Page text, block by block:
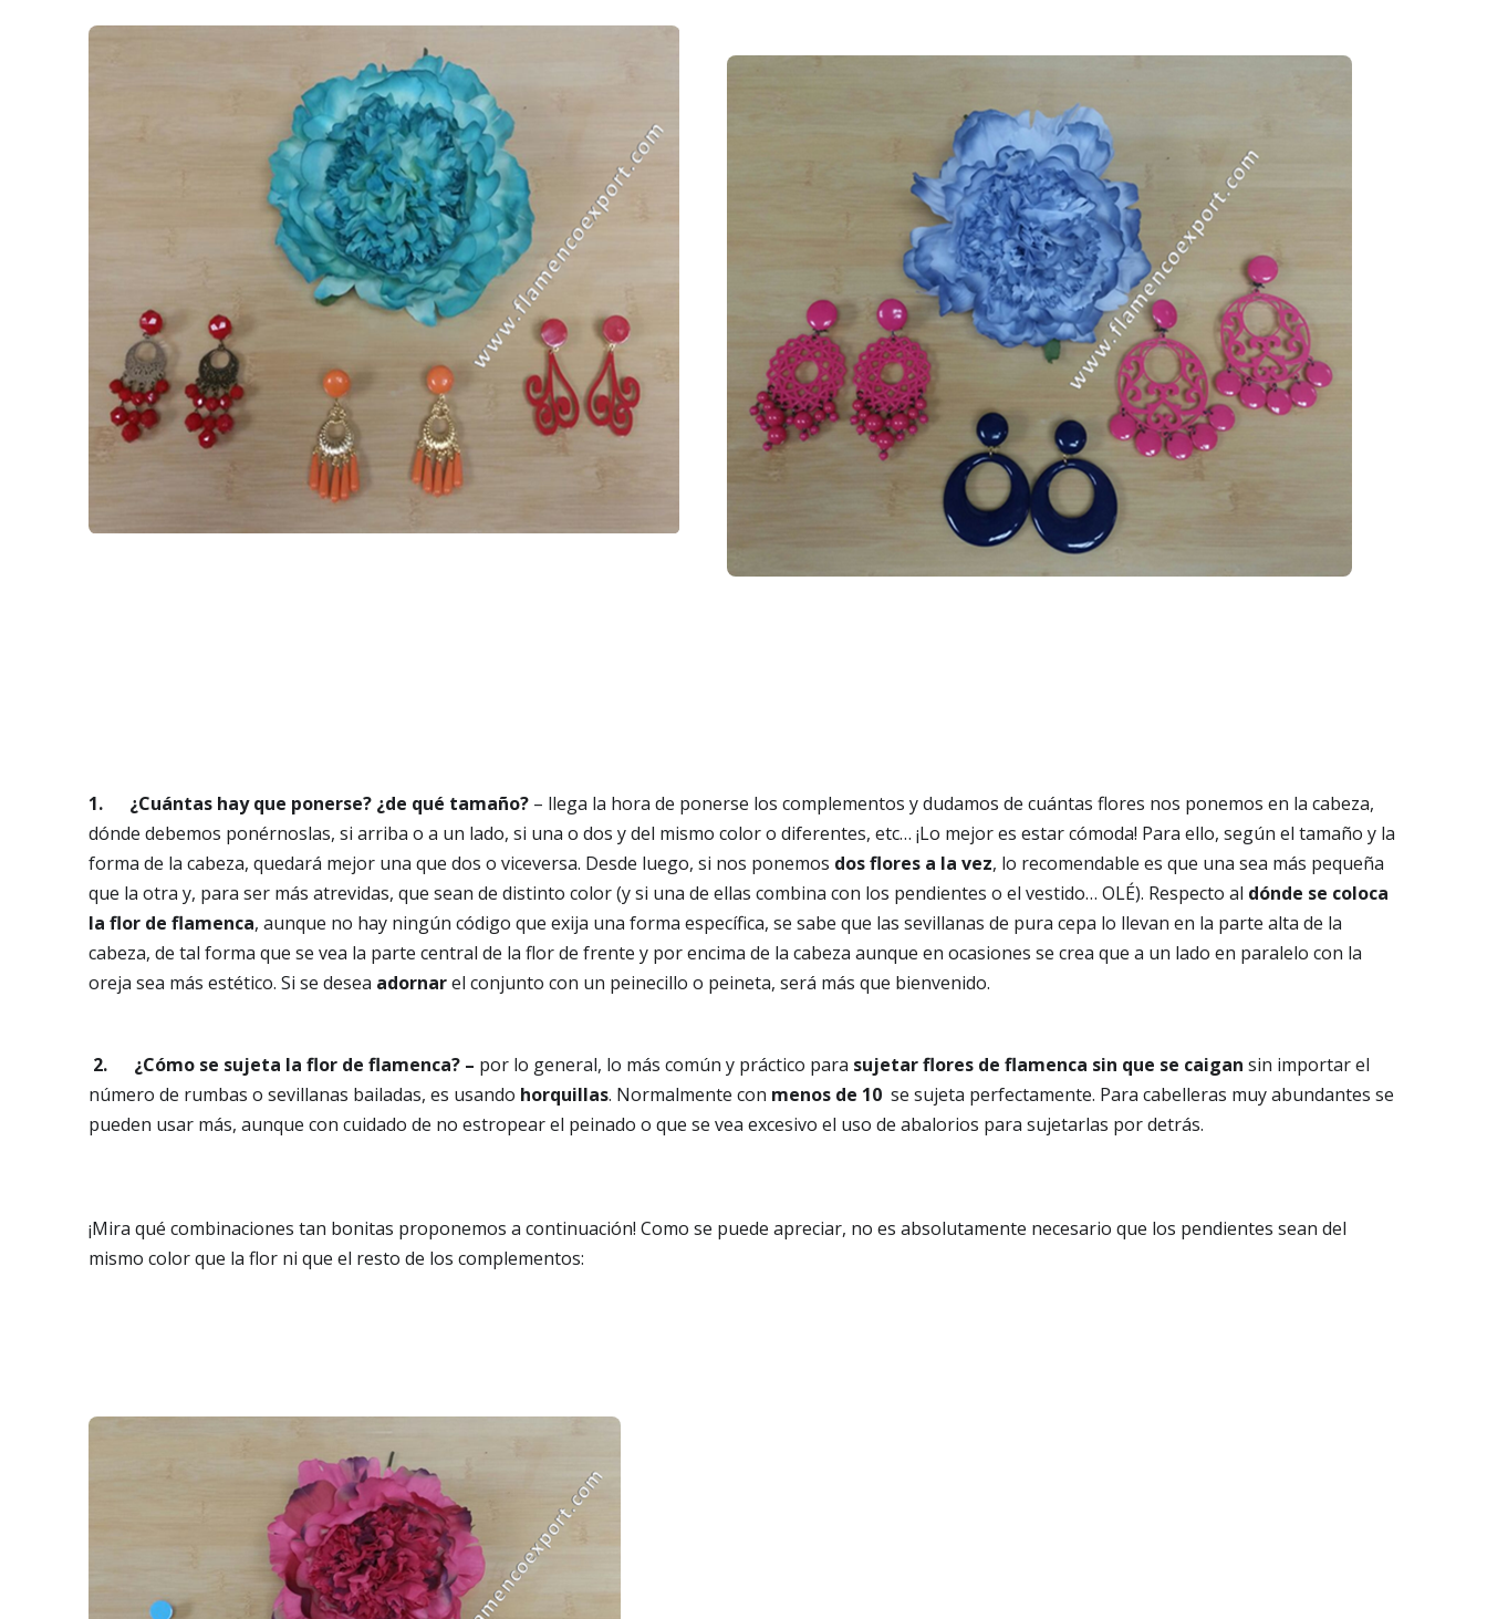
1. ¿Cuántas hay que ponerse? ¿de qué tamaño? – llega la hora de ponerse los complementos y dudamos de cuántas flores nos ponemos en la cabeza,
dónde debemos ponérnoslas, si arriba o a un lado, si una o dos y del mismo color o diferentes, etc… ¡Lo mejor es estar cómoda! Para ello, según el tamaño y la
forma de la cabeza, quedará mejor una que dos o viceversa. Desde luego, si nos ponemos dos flores a la vez, lo recomendable es que una sea más pequeña
que la otra y, para ser más atrevidas, que sean de distinto color (y si una de ellas combina con los pendientes o el vestido… OLÉ). Respecto al dónde se coloca
la flor de flamenca, aunque no hay ningún código que exija una forma específica, se sabe que las sevillanas de pura cepa lo llevan en la parte alta de la
cabeza, de tal forma que se vea la parte central de la flor de frente y por encima de la cabeza aunque en ocasiones se crea que a un lado en paralelo con la
oreja sea más estético. Si se desea adornarel conjunto con un peinecillo o peineta, será más que bienvenido.
2. ¿Cómo se sujeta la flor de flamenca? – por lo general, lo más común y práctico para sujetar flores de flamenca sin que se caigan sin importar el
número de rumbas o sevillanas bailadas, es usando horquillas. Normalmente con menos de 10 se sujeta perfectamente. Para cabelleras muy abundantes se
pueden usar más, aunque con cuidado de no estropear el peinado o que se vea excesivo el uso de abalorios para sujetarlas por detrás.
¡Mira qué combinaciones tan bonitas proponemos a continuación! Como se puede apreciar, no es absolutamente necesario que los pendientes sean del
mismo color que la flor ni que el resto de los complementos: